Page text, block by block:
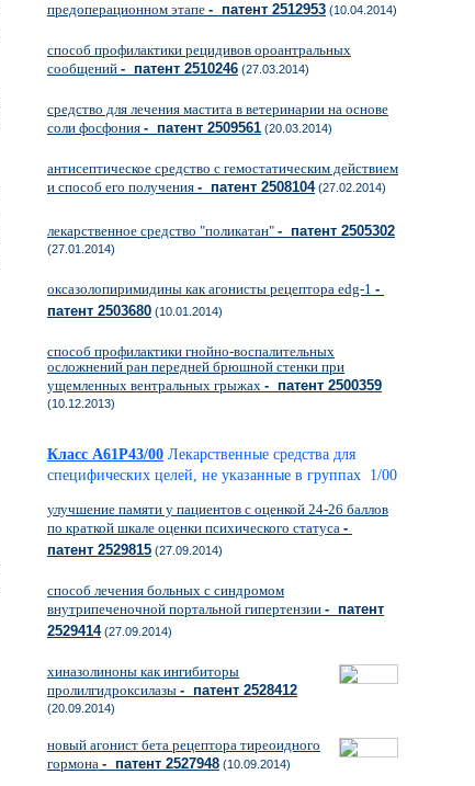
предоперационном этапе - патент 2512953 (10.04.2014)
способ профилактики рецидивов ороантральных
сообщений - патент 2510246 (27.03.2014)
средство для лечения мастита в ветеринарии на основе
соли фосфония - патент 2509561 (20.03.2014)
антисептическое средство с гемостатическим действием
и способ его получения - патент 2508104(27.02.2014)
лекарственное средство "поликатан" - патент 2505302
(27.01.2014)
оксазолопиримидины как агонисты рецептора edg-1 -
патент 2503680 (10.01.2014)
способ профилактики гнойно-воспалительных
осложнений ран передней брюшной стенки при
ущемленных вентральных грыжах - патент 2500359
(10.12.2013)
Класс A61P43/00 Лекарственные средства для
специфических целей, не указанные в группах 1/00
улучшение памяти у пациентов с оценкой 24-26 баллов
по краткой шкале оценки психического статуса -
патент 2529815 (27.09.2014)
способ лечения больных с синдромом
внутрипеченочной портальной гипертензии - патент
2529414(27.09.2014)
хиназолиноны как ингибиторы
пролилгидроксилазы - патент 2528412
(20.09.2014)
новый агонист бета рецептора тиреоидного
гормона - патент 2527948 (10.09.2014)